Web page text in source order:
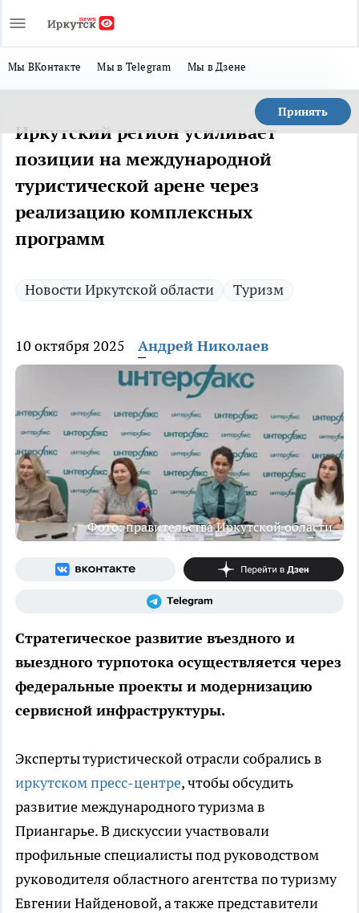
Мы ВКонтакте Мы в Telegram Мы в Дзене
Принять
Иркутский регион усиливает
позиции на международной
туристической арене через
реализацию комплексных
программ
Новости Иркутской области Туризм
10 октября 2025 Андрей Николаев
Фото: правительства Иркутской области
Стратегическое развитие въездного и
выездного турпотока осуществляется через
федеральные проекты и модернизацию
сервисной инфраструктуры.
Эксперты туристической отрасли собрались в
иркутском пресс-центре, чтобы обсудить
развитие международного туризма в
Приангарье. В дискуссии участвовали
профильные специалисты под руководством
руководителя областного агентства по туризму
Евгении Найденовой, а также представители